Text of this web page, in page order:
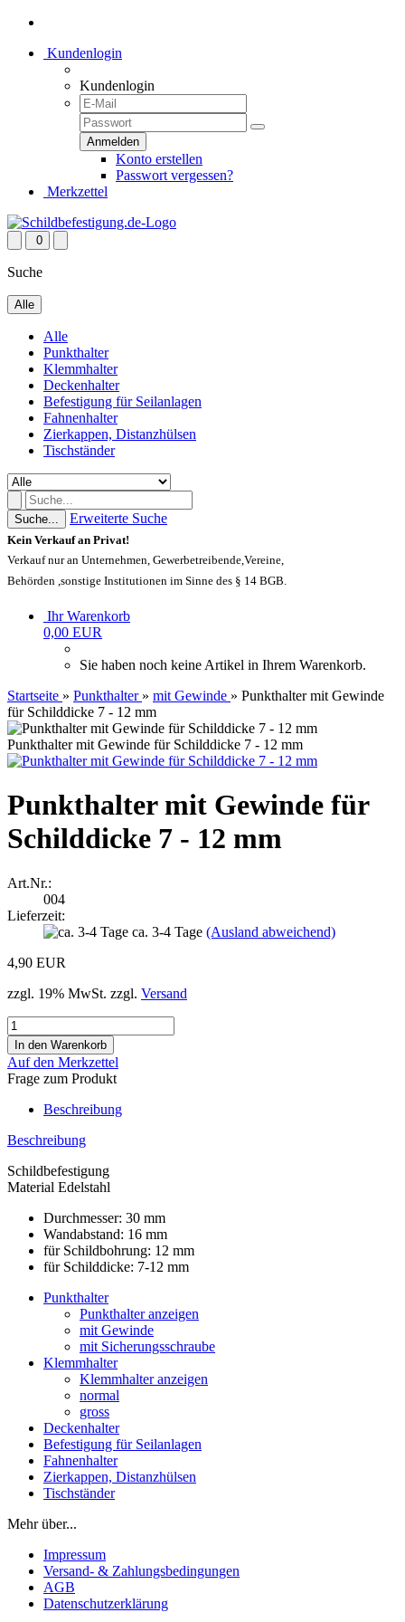
Kundenlogin
Kundenlogin
Konto erstellen
Passwort vergessen?
Merkzettel
0
Suche
Alle
Alle
Punkthalter
Klemmhalter
Deckenhalter
Befestigung für Seilanlagen
Fahnenhalter
Zierkappen, Distanzhülsen
Tischständer
Suche... Erweiterte Suche
Kein Verkauf an Privat!
Verkauf nur an Unternehmen, Gewerbetreibende,Vereine,
Behörden ,sonstige Institutionen im Sinne des § 14 BGB.
Ihr Warenkorb
0,00 EUR
Sie haben noch keine Artikel in Ihrem Warenkorb.
Startseite » Punkthalter » mit Gewinde » Punkthalter mit Gewinde
für Schilddicke 7 - 12 mm
Punkthalter mit Gewinde für Schilddicke 7 - 12 mm
Punkthalter mit Gewinde für
Schilddicke 7 - 12 mm
Art.Nr.:
004
Lieferzeit:
ca. 3-4 Tage (Ausland abweichend)
4,90 EUR
zzgl. 19% MwSt. zzgl. Versand
Auf den Merkzettel
Frage zum Produkt
Beschreibung
Beschreibung
Schildbefestigung
Material Edelstahl
Durchmesser: 30 mm
Wandabstand: 16 mm
für Schildbohrung: 12 mm
für Schilddicke: 7-12 mm
Punkthalter
Punkthalter anzeigen
mit Gewinde
mit Sicherungsschraube
Klemmhalter
Klemmhalter anzeigen
normal
gross
Deckenhalter
Befestigung für Seilanlagen
Fahnenhalter
Zierkappen, Distanzhülsen
Tischständer
Mehr über...
Impressum
Versand- & Zahlungsbedingungen
AGB
Datenschutzerklärung